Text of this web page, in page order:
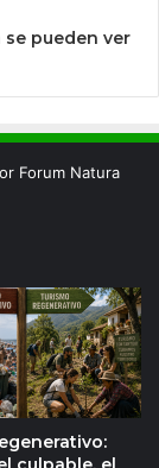
pueden ver
Forum Natura